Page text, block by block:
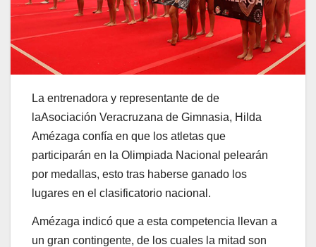
La entrenadora y representante de de
laAsociación Veracruzana de Gimnasia, Hilda
Amézaga confía en que los atletas que
participarán en la Olimpiada Nacional pelearán
por medallas, esto tras haberse ganado los
lugares en el clasificatorio nacional.
Amézaga indicó que a esta competencia llevan a
un gran contingente, de los cuales la mitad son